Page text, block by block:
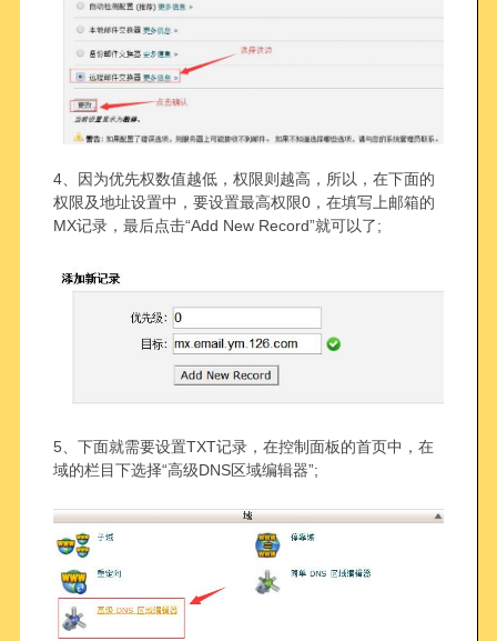
4、因为优先权数值越低，权限则越高，所以，在下面的
权限及地址设置中，要设置最高权限0，在填写上邮箱的
MX记录，最后点击“Add New Record”就可以了;
5、下面就需要设置TXT记录，在控制面板的首页中，在
域的栏目下选择“高级DNS区域编辑器”;